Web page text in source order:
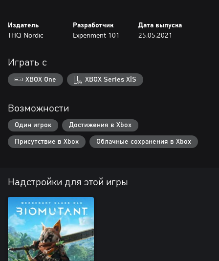
Издатель
THQ Nordic
Разработчик
Experiment 101
Дата выпуска
25.05.2021
Играть с
XBOX One XBOX Series X|S
Возможности
Один игрок Достижения в Xbox
Присутствие в Xbox Облачные сохранения в Xbox
Надстройки для этой игры